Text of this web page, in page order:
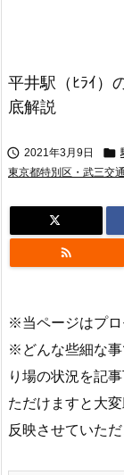
平井駅（ﾋﾗｲ）
底解説
 2021年3月9日 
東京都特別区・武三交

※当ページはプ
※どんな些細な
り場の状況を記
ただけますと大
反映させていただ